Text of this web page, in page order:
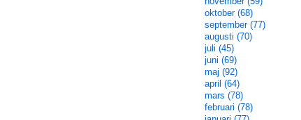
oktober (68)
september (77)
augusti (70)
juli (45)
juni (69)
maj (92)
april (64)
mars (78)
februari (78)